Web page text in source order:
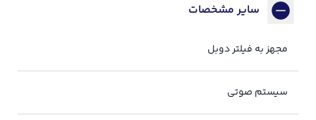
سایر مشخصات
مجهز به فیلتر دوبل
سیستم صوتی